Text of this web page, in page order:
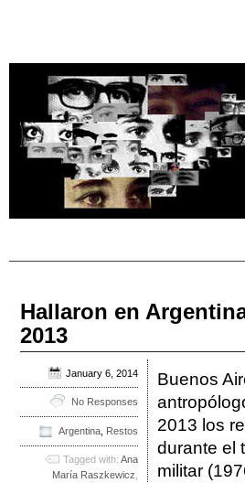
Hallaron en
2013
Buenos
2013 los
durante el
militar
January 6, 2014
No Responses
Argentina Restos
Tagged with: Ana
María Raszkewicz,